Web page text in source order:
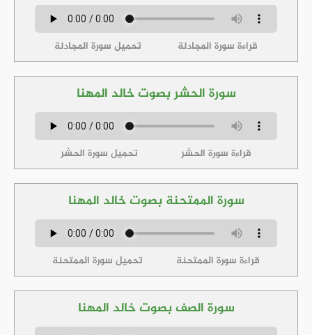
قراءة سورة المجادلة تحميل سورة المجادلة
سورة الحشر بصوت خالد المهنا
قراءة سورة الحشر تحميل سورة الحشر
سورة الممتحنة بصوت خالد المهنا
قراءة سورة الممتحنة تحميل سورة الممتحنة
سورة الصف بصوت خالد المهنا